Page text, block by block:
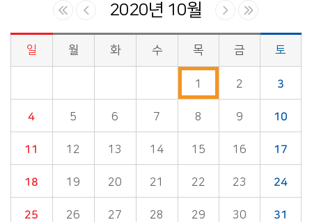
2020년 10월
시정소식>시정 캘린더 게시판의 (2020년 10월) 달력형태로 일정명, 일정내용을 제공합니다.
일 월 화 수 목 금 토
1 2 3
4 5 6 7 8 9 10
11 12 13 14 15 16 17
18 19 20 21 22 23 24
25 26 27 28 29 30 31